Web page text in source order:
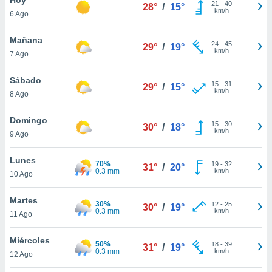
y
en
más
de
6 Ago
28° / 15° 21 - 40
km/h
Mañana
7 Ago
29° / 19° 24- 45
km/h
Sábado
8 Ago
29° / 15° 15- 31
km/h
Domingo
9 Ago
30° / 18° 15- 30
km/h
Lunes
10 Ago
70%
0.3 mm
31° / 20° 19- 32
km/h
Martes
11 Ago
30%
0.3 mm
30° / 19° 12- 25
km/h
Miércoles
12 Ago
50%
0.3 mm
31° / 19° 18- 39
km/h